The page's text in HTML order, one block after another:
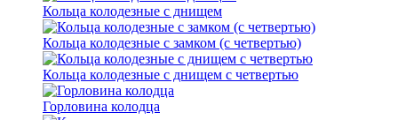
Кольца колодезные с днищем
Кольца колодезные с замком (с четвертью)
Кольца колодезные с днищем с четвертью
Горловина колодца